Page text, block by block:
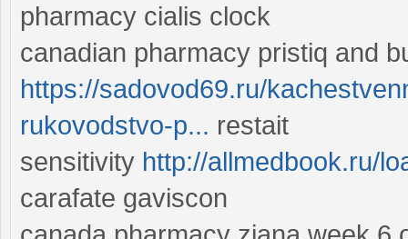
pharmacy cialis clock
canadian pharmacy pristiq and
https://sadovod69.ru/
rukovodstvo-p... restait
sensitivity http://allmedbook.ru/
carafate gaviscon